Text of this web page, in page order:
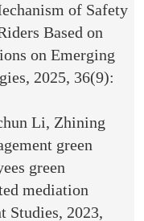
of Safety
Based on
on Emerging
2025, 36(9):
Li, Zhining
green
green
mediation
Studies, 2023,